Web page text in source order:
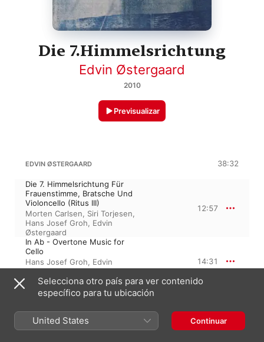
Die 7.Himmelsrichtung
Edvin Østergaard
2010
Previsualizar
EDVIN ØSTERGAARD 38:32
Die 7. Himmelsrichtung Für
Frauenstimme, Bratsche Und
Violoncello (Ritus III)
Morten Carlsen, Siri Torjesen,
Hans Josef Groh, Edvin
Østergaard
12:57
In Ab - Overtone Music for
Cello
Hans Josef Groh, Edvin
Østergaard,Morten Carlsen,Siri
Torjesen
14:31
Ritus - Musik Für Bratche
Siri Torjesen
Hans Josef Groh
Edvin Østergaard,Morten
Carlsen
Selecciona otro país para ver contenido
específico para tu ubicación
United States Continuar